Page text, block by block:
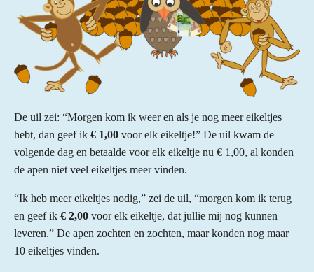
De uil zei: “Morgen kom ik weer en als je nog meer eikeltjes
hebt, dan geef ik € 1,00 voor elk eikeltje!” De uil kwam de
volgende dag en betaalde voor elk eikeltje nu € 1,00, al konden
de apen niet veel eikeltjes meer vinden.
“Ik heb meer eikeltjes nodig,” zei de uil, “morgen kom ik terug
en geef ik € 2,00 voor elk eikeltje, dat jullie mij nog kunnen
leveren.” De apen zochten en zochten, maar konden nog maar
10 eikeltjes vinden.